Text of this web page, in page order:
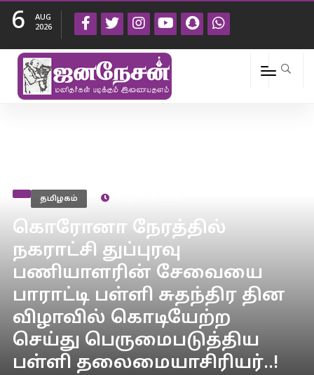
6
AUG
2026
தமிழகம்
கொரோனா நேரத்தில்
நகராட்சி துப்புரவு
பணியாளரின் சேவையை
பாராட்டி பள்ளி சுதந்திர தின
விழாவில் கொடியேற்ற
செய்து பெருமைபடுத்திய
பள்ளி தலைமையாசிரியர்..!